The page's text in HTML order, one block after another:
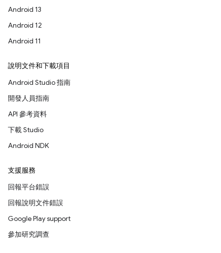
Android 13
Android 12
Android 11
說明文件和下載項目
Android Studio 指南
開發人員指南
API 參考資料
下載 Studio
Android NDK
支援服務
回報平台錯誤
回報說明文件錯誤
Google Play support
參加研究調查